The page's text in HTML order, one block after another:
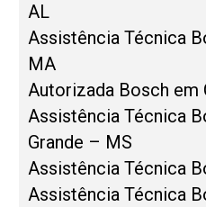
AL
Assistência Técnica
MA
Autorizada Bosch em
Assistência Técnica
Grande – MS
Assistência Técnica
Assistência Técnica